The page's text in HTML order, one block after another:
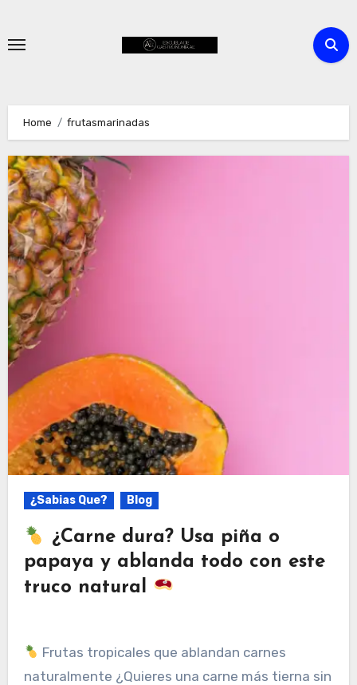
content
Home frutasmarinadas
¿Sabias Que? Blog
¿Carne dura? Usa piña o
papaya y ablanda todo con este
truco natural
Frutas tropicales que ablandan carnes
naturalmente ¿Quieres una carne más tierna sin